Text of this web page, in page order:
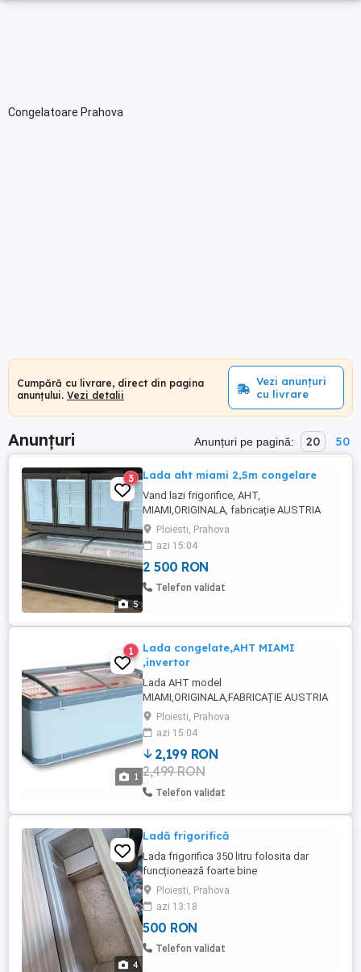
Congelatoare Prahova
Cumpără cu livrare, direct din pagina
anunțului. Vezi detalii
Vezi anunțuri
cu livrare
Anunțuri Anunțuri pe pagină: 20 50
5
3 Lada aht miami 2,5m congelare
Vand lazi frigorifice, AHT,
MIAMI,ORIGINALA, fabricație AUSTRIA
RECONDIȚIONATE ,CONGELARE, si
REFRIGERARE,DEZGHETARE AUTOMATĂ,
FREON ECO R290,( nu confundați cu R404)
INVERTOR,ILUMINARE LED,250x83x85
cm,CONSUM A +++++APROXIMATIV
Ploiesti, Prahova
azi 15:04
2 500 RON
Telefon validat
1
1
Lada congelate,AHT MIAMI
,invertor
Lada AHT model
MIAMI,ORIGINALA,FABRICAȚIE AUSTRIA
2011-2015,DEZGHETARE AUTOMATA,
185latime/105cm adâncime ,stare
perfecta de funcționare,MIXTA,Puteți seta
atat program pentru congelare cat si
pentru refrigerare...Modelul cu invertor și
freon R290..consuma aprox
1000ron/AN.Arata și funcționează
impecabil. ...
Ploiesti, Prahova
azi 15:04
2,199 RON
2,499 RON
Telefon validat
4
Ladă frigorifică
Lada frigorifica 350 litru folosita dar
funcționează foarte bine
Ploiesti, Prahova
azi 13:18
500 RON
Telefon validat